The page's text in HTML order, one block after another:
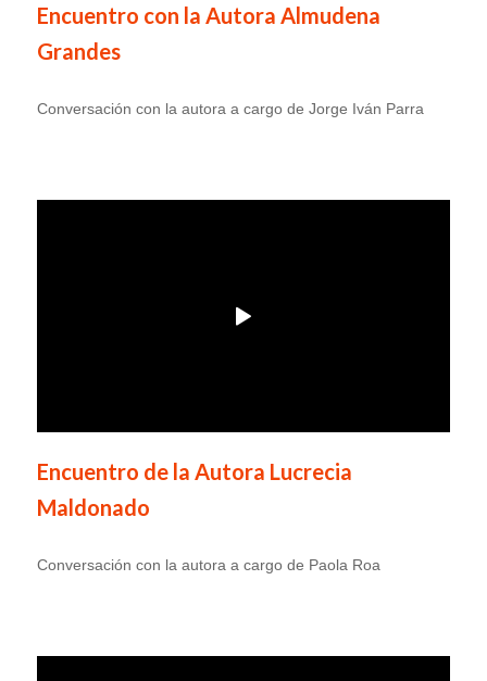
Encuentro con la Autora Almudena
Grandes
Conversación con la autora a cargo de Jorge Iván Parra
Encuentro de la Autora Lucrecia
Maldonado
Conversación con la autora a cargo de Paola Roa